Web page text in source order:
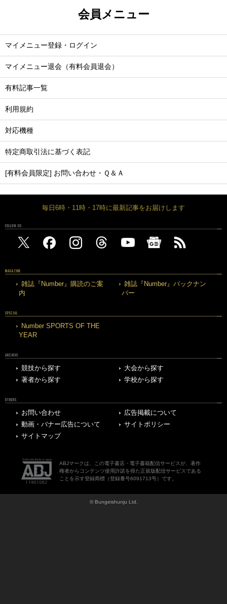
会員メニュー
マイメニュー登録・ログイン
マイメニュー退会（有料会員退会）
有料記事一覧
利用規約
対応機種
特定商取引法に基づく表記
[有料会員限定] お問い合わせ・Ｑ＆Ａ
毎日6時・11時・17時に最新記事をお届けします
FOLLOW US
MAGAZINE
雑誌『Number』購読のご案
内
雑誌『Number』バックナン
バー
SPECIAL
Number SPORTS OF THE
YEAR
ARCHIVE
競技から探す
大会から探す
著者から探す
学校から探す
OTHERS
お問い合わせ
広告掲載について
動画・バナー広告について
サイトポリシー
サイトマップ
ABJマークは、この電子書店・電子書籍配信サービスが、著作
権者からコンテンツ使用許諾を得た正規版配信サービスである
ことを示す登録商標（登録番号6091713号）です。
© Bungeishunju Ltd.